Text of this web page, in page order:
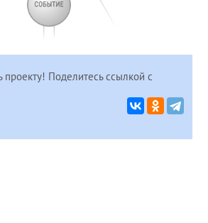
Поделитесь ссылкой с